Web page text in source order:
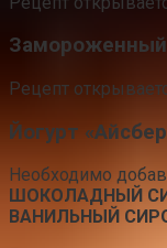
Замороженный
Рецепт
Йогурт
Необходимо
ШОКОЛАДНЫЙ
ВАНИЛЬНЫЙ